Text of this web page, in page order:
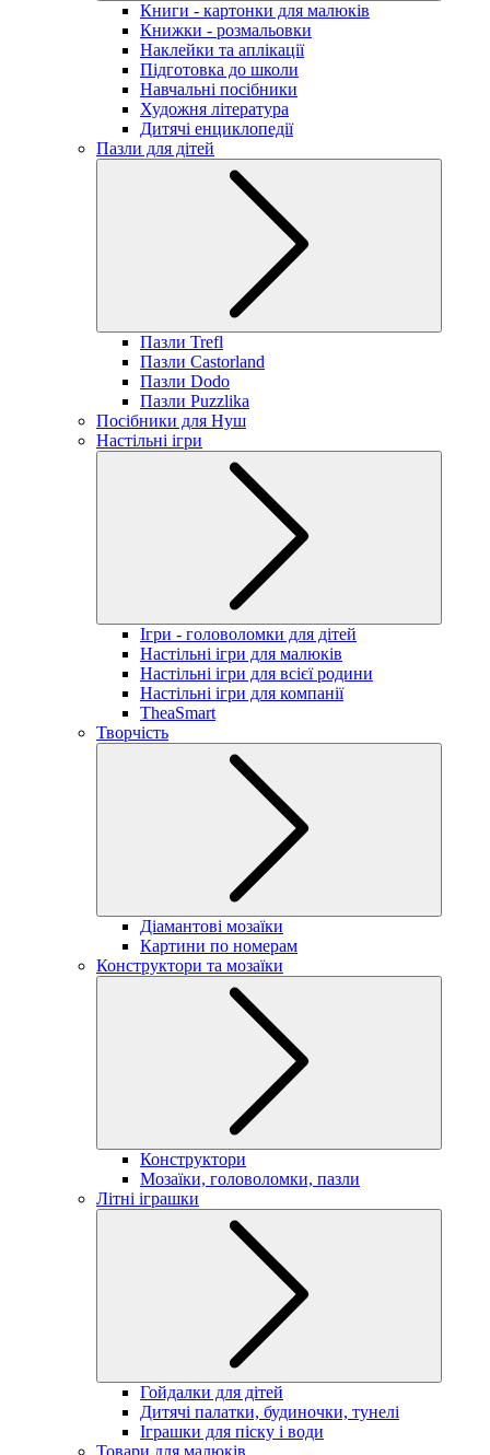
Книги - картонки для малюків
Книжки - розмальовки
Наклейки та аплікації
Підготовка до школи
Навчальні посібники
Художня література
Дитячі енциклопедії
Пазли для дітей
Пазли Trefl
Пазли Castorland
Пазли Dodo
Пазли Puzzlika
Посібники для Нуш
Настільні ігри
Ігри - головоломки для дітей
Настільні ігри для малюків
Настільні ігри для всієї родини
Настільні ігри для компанії
TheaSmart
Творчість
Діамантові мозаїки
Картини по номерам
Конструктори та мозаїки
Конструктори
Мозаїки, головоломки, пазли
Літні іграшки
Гойдалки для дітей
Дитячі палатки, будиночки, тунелі
Іграшки для піску і води
Товари для малюків